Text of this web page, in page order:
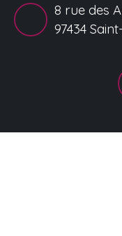
8 rue des
97434